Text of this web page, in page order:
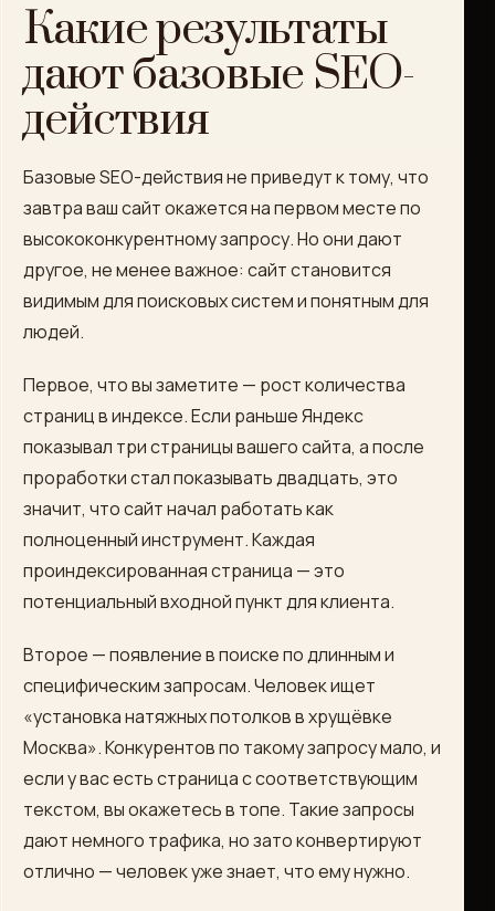
Какие результаты
дают базовые SEO-
действия
Базовые SEO-действия не приведут к тому, что
завтра ваш сайт окажется на первом месте по
высококонкурентному запросу. Но они дают
другое, не менее важное: сайт становится
видимым для поисковых систем и понятным для
людей.
Первое, что вы заметите — рост количества
страниц в индексе. Если раньше Яндекс
показывал три страницы вашего сайта, а после
проработки стал показывать двадцать, это
значит, что сайт начал работать как
полноценный инструмент. Каждая
проиндексированная страница — это
потенциальный входной пункт для клиента.
Второе — появление в поиске по длинным и
специфическим запросам. Человек ищет
«установка натяжных потолков в хрущёвке
Москва». Конкурентов по такому запросу мало, и
если у вас есть страница с соответствующим
текстом, вы окажетесь в топе. Такие запросы
дают немного трафика, но зато конвертируют
отлично — человек уже знает, что ему нужно.